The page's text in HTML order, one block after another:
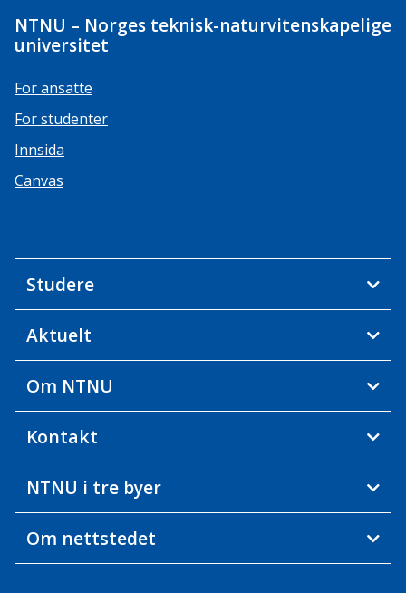
NTNU – Norges teknisk-naturvitenskapelige
universitet
For ansatte
For studenter
Innsida
Canvas
Studere
Aktuelt
Om NTNU
Kontakt
NTNU i tre byer
Om nettstedet